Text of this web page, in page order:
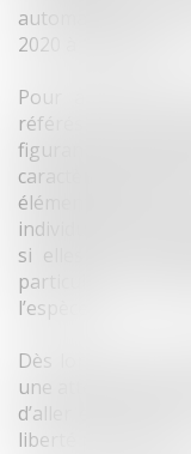
automatiquement
2020 à 12 heures.
Pour aboutir à
référés a
figurant dans
caractère général
élément précis.
individuelles ne
si elles sont
particulières,
l’espèce.
Dès lors, pour la
une atteinte
d’aller et venir et
liberté personnelle.